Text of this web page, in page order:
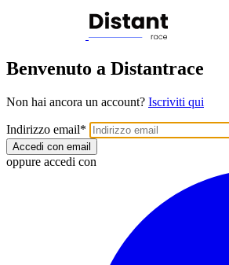
Benvenuto a Distantrace
Non hai ancora un account? Iscriviti qui
Indirizzo email*
Accedi con email
oppure accedi con